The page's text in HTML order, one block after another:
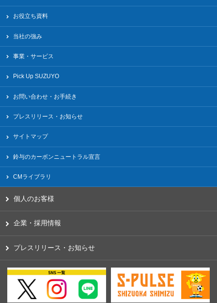
お役立ち資料
当社の強み
事業・サービス
Pick Up SUZUYO
お問い合わせ・お手続き
プレスリリース・お知らせ
サイトマップ
鈴与のカーボンニュートラル宣言
CMライブラリ
個人のお客様
企業・採用情報
プレスリリース・お知らせ